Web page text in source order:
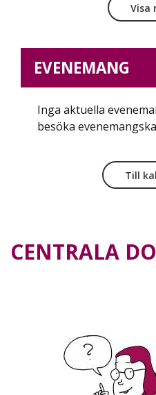
Visa
EVENEMANG
Inga aktuella
besöka
Till
CENTRALA